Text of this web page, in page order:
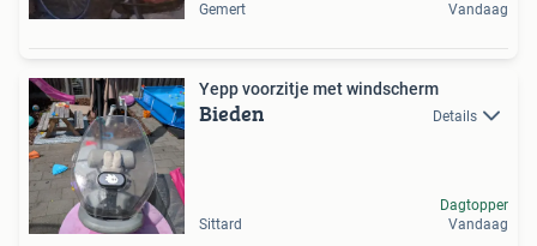
Gemert
Vandaag
Yepp voorzitje met windscherm
Bieden Details
Sittard
Dagtopper
Vandaag